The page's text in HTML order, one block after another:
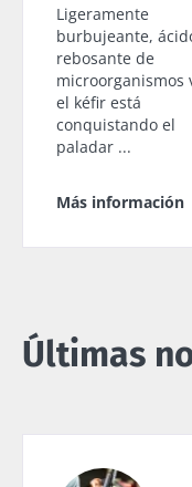
Ligeramente
burbujeante,
rebosante de
microorganismos
el kéfir está
conquistando el
paladar ...
Más información
Últimas